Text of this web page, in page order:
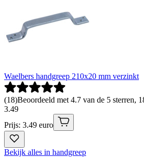
Waelbers handgreep 210x20 mm verzinkt
(18)Beoordeeld met 4.7 van de 5 sterren,
3.49
Prijs: 3.49 euro
Bekijk alles in handgreep